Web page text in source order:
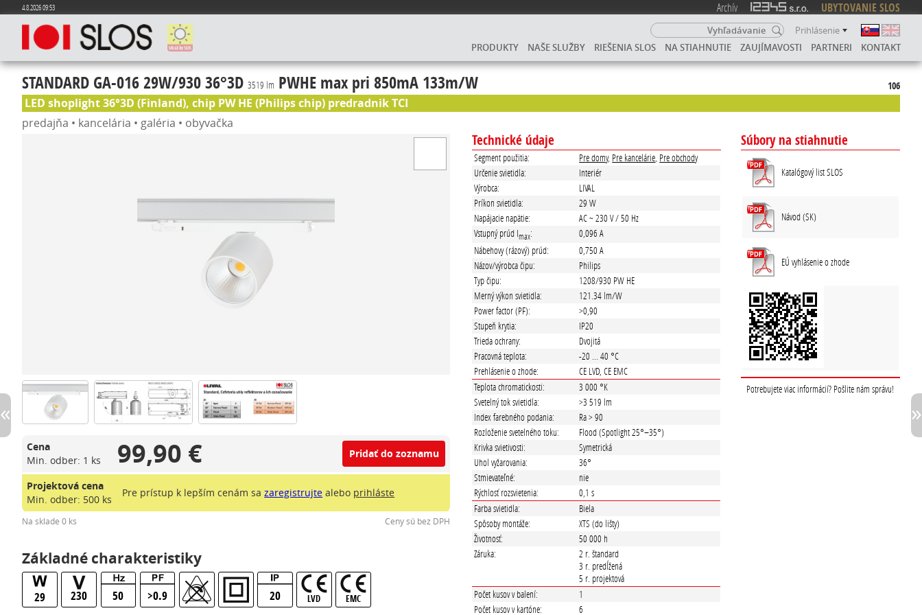
4.8.2026 09:53 Archív UBYTOVANIE SLOS
Prihlásenie
PRODUKTY
NAŠE SLUŽBY RIEŠENIA SLOS NA STIAHNUTIE ZAUJÍMAVOSTI PARTNERI KONTAKT
STANDARD GA-016 29W/930 36°3D 3519 lm PWHE max pri 850mA 133m/W 106
LED shoplight 36°3D (Finland), chip PW HE (Philips chip) predradnik TCI
predajňa • kancelária • galéria • obyvačka
Cena
Min. odber: 1 ks 99,90 € Pridať do zoznamu
Projektová cena
Min. odber: 500 ks
Pre prístup k lepším cenám sazaregistrujte alebo prihláste
Na sklade 0 ks Ceny sú bez DPH
Základné charakteristiky
29 230 50 >0.9 20 LVD EMC
Technické údaje
Segment použitia: Pre domy, Pre kancelárie Pre obchody
Určenie svietidla:
Interiér
Výrobca:
LIVAL
Príkon svietidla:
29 W
Napájacie napätie:
AC ~ 230 V / 50 Hz
Vstupný prúd Imax:
0,096 A
Nábehovy (rázový) prúd:
0,750 A
Názov/výrobca čipu:
Philips
Typ čipu:
1208/930 PW HE
Merný výkon svietidla:
121.34 lm/W
Power factor (PF):
>0,90
Stupeň krytia:
IP20
Trieda ochrany:
Dvojitá
Pracovná teplota:
-20 ... 40 °C
Prehlásenie o zhode:
CE LVD, CE EMC
Teplota chromatickosti:
3 000 °K
Svetelný tok svietidla:
>3 519 lm
Index farebného podania:
Ra > 90
Rozloženie svetelného toku:
Flood (Spotlight 25°–35°)
Krivka svietivosti:
Symetrická
Uhol vyžarovania:
36°
Stmievateľné:
nie
Rýchlosť rozsvietenia:
0,1 s
Farba svietidla:
Biela
Spôsoby montáže:
XTS (do lišty)
Životnosť:
50 000 h
Záruka:
2 r. štandard
3 r. predĺžená
5 r. projektová
Počet kusov v balení:
1
Počet kusov v kartóne:
6
Súbory na stiahnutie
Katalógový list SLOS
Návod (SK)
EÚ vyhlásenie o zhode
Potrebujete viac informácií? Pošlite nám správu!